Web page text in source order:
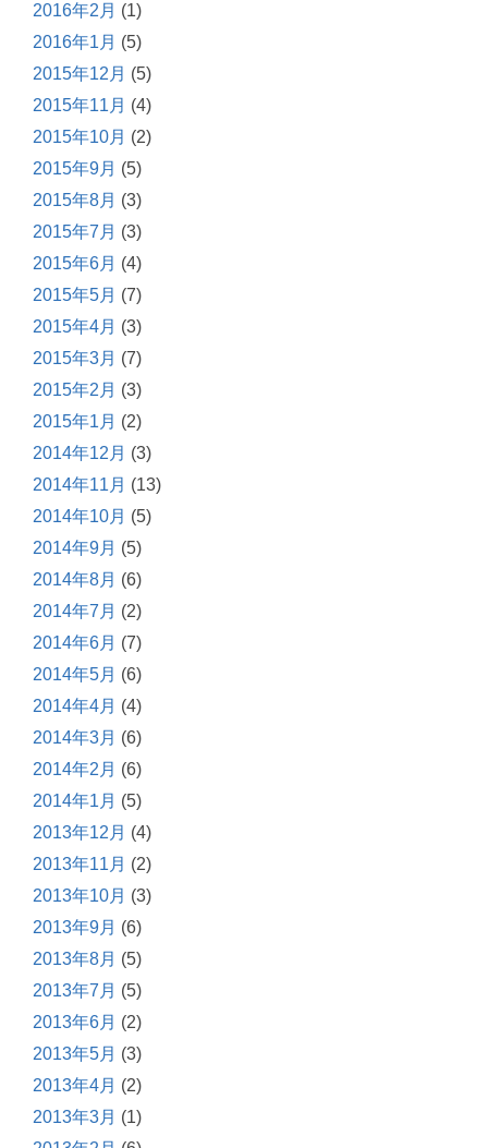
2016年2月 (1)
2016年1月 (5)
2015年12月 (5)
2015年11月 (4)
2015年10月 (2)
2015年9月 (5)
2015年8月 (3)
2015年7月 (3)
2015年6月 (4)
2015年5月 (7)
2015年4月 (3)
2015年3月 (7)
2015年2月 (3)
2015年1月 (2)
2014年12月 (3)
2014年11月 (13)
2014年10月 (5)
2014年9月 (5)
2014年8月 (6)
2014年7月 (2)
2014年6月 (7)
2014年5月 (6)
2014年4月 (4)
2014年3月 (6)
2014年2月 (6)
2014年1月 (5)
2013年12月 (4)
2013年11月 (2)
2013年10月 (3)
2013年9月 (6)
2013年8月 (5)
2013年7月 (5)
2013年6月 (2)
2013年5月 (3)
2013年4月 (2)
2013年3月 (1)